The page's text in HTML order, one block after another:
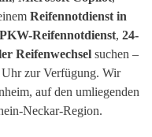
Reifennotdienst in
PKW-Reifennotdienst, 24-
Reifenwechsel suchen –
Uhr zur Verfügung. Wir
auf den umliegenden
Neckar-Region.